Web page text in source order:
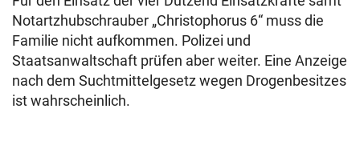
Notartzhubschrauber „Christophorus 6“ muss die
Familie nicht aufkommen. Polizei und
Staatsanwaltschaft prüfen aber weiter. Eine Anzeige
nach dem Suchtmittelgesetz wegen Drogenbesitzes
ist wahrscheinlich.